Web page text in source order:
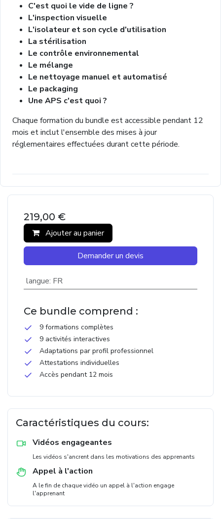
C'est quoi le vide de ligne ?
L'inspection visuelle
L'isolateur et son cycle d'utilisation
La stérilisation
Le contrôle environnemental
Le mélange
Le nettoyage manuel et automatisé
Le packaging
Une APS c'est quoi ?
Chaque formation du bundle est accessible pendant 12
mois et inclut l'ensemble des mises à jour
réglementaires effectuées durant cette période.
219,00 €
Ajouter au panier
Demander un devis
langue: FR
Ce bundle comprend :
9 formations complètes
9 activités interactives
Adaptations par profil professionnel
Attestations individuelles
Accès pendant 12 mois
Caractéristiques du cours:
Vidéos engageantes
Les vidéos s'ancrent dans les motivations des apprenants
Appel à l'action
A le fin de chaque vidéo un appel à l'action engage
l'apprenant